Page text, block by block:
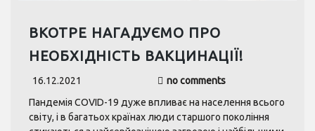
ВКОТРЕ НАГАДУЄМО ПРО
НЕОБХІДНІСТЬ ВАКЦИНАЦІЇ!
16.12.2021
no comments
Пандемія COVID-19 дуже впливає на населення всього
світу, і в багатьох країнах люди старшого покоління